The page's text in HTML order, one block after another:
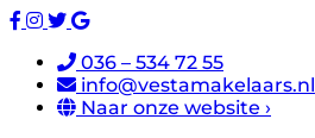
036 – 534 72 55
info@vestamakelaars.nl
Naar onze website ›